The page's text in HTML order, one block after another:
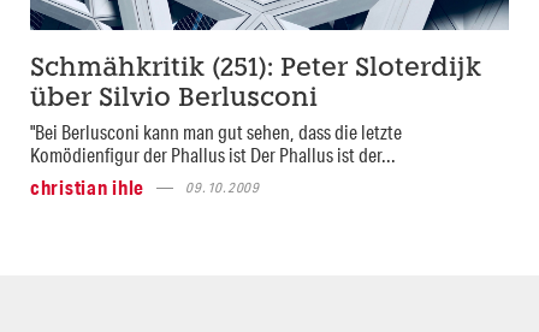
Schmähkritik (251): Peter Sloterdijk
über Silvio Berlusconi
"Bei Berlusconi kann man gut sehen, dass die letzte
Komödienfigur der Phallus ist Der Phallus ist der...
christian ihle
09.10.2009